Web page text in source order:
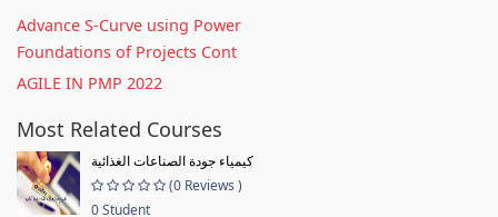
Advance S-Curve using Power
Foundations of Projects Cont
AGILE IN PMP 2022
Most Related Courses
كيمياء جودة الصناعات الغذائية
(0 Reviews )
0 Student